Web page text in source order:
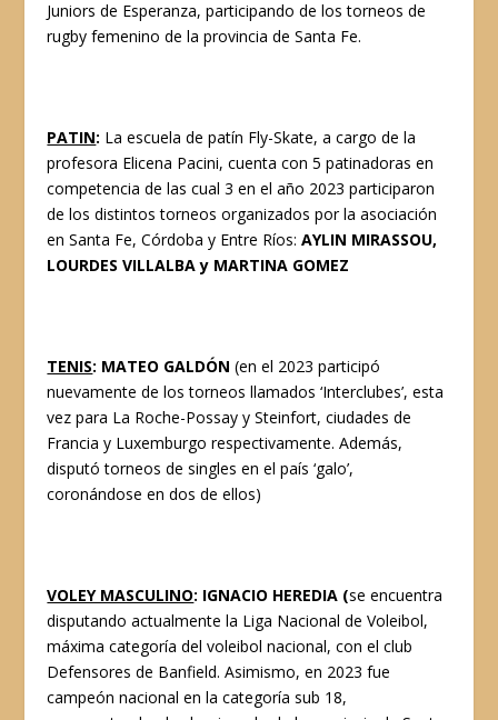
Juniors de Esperanza, participando de los torneos de
rugby femenino de la provincia de Santa Fe.
PATIN: La escuela de patín Fly-Skate, a cargo de la
profesora Elicena Pacini, cuenta con 5 patinadoras en
competencia de las cual 3 en el año 2023 participaron
de los distintos torneos organizados por la asociación
en Santa Fe, Córdoba y Entre Ríos:AYLIN MIRASSOU,
LOURDES VILLALBA y MARTINA GOMEZ
TENIS: MATEO GALDÓN (en el 2023 participó
nuevamente de los torneos llamados ‘Interclubes’, esta
vez para La Roche-Possay y Steinfort, ciudades de
Francia y Luxemburgo respectivamente. Además,
disputó torneos de singles en el país ‘galo’,
coronándose en dos de ellos)
VOLEY MASCULINO: IGNACIO HEREDIA (se encuentra
disputando actualmente la Liga Nacional de Voleibol,
máxima categoría del voleibol nacional, con el club
Defensores de Banfield. Asimismo, en 2023 fue
campeón nacional en la categoría sub 18,